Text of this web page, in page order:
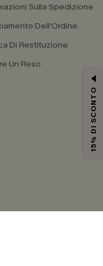
Sulla Spedizione
Dell'Ordine
Di Restituzione
Un Reso
15% DI SCONTO